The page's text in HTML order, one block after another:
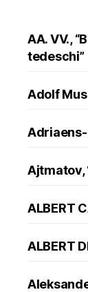
AA. VV.,
tedeschi”
Adolf
Adriaens-
Ajtmatov,
ALBERT
ALBERT